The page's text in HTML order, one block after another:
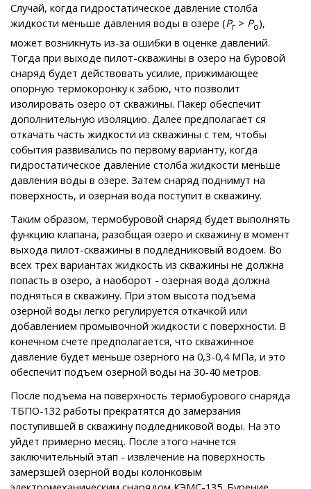
Случай, когда гидростатическое давление столба
жидкости меньше давления воды в озере (Рг > Ро),
может возникнуть из-за ошибки в оценке давлений.
Тогда при выходе пилот-скважины в озеро на буровой
снаряд будет действовать усилие, прижимающее
опорную термокоронку к забою, что позволит
изолировать озеро от скважины. Пакер обеспечит
дополнительную изоляцию. Далее предполагает ся
откачать часть жидкости из скважины с тем, чтобы
события развивались по первому варианту, когда
гидростатическое давление столба жидкости меньше
давления воды в озере. Затем снаряд поднимут на
поверхность, и озерная вода поступит в скважину.
Таким образом, термобуровой снаряд будет выполнять
функцию клапана, разобщая озеро и скважину в момент
выхода пилот-скважины в подледниковый водоем. Во
всех трех вариантах жидкость из скважины не должна
попасть в озеро, а наоборот - озерная вода должна
подняться в скважину. При этом высота подъема
озерной воды легко регулируется откачкой или
добавлением промывочной жидкости с поверхности. В
конечном счете предполагается, что скважинное
давление будет меньше озерного на 0,3-0,4 МПа, и это
обеспечит подъем озерной воды на 30-40 метров.
После подъема на поверхность термобурового снаряда
ТБПО-132 работы прекратятся до замерзания
поступившей в скважину подледниковой воды. На это
уйдет примерно месяц. После этого начнется
заключительный этап - извлечение на поверхность
замерзшей озерной воды колонковым